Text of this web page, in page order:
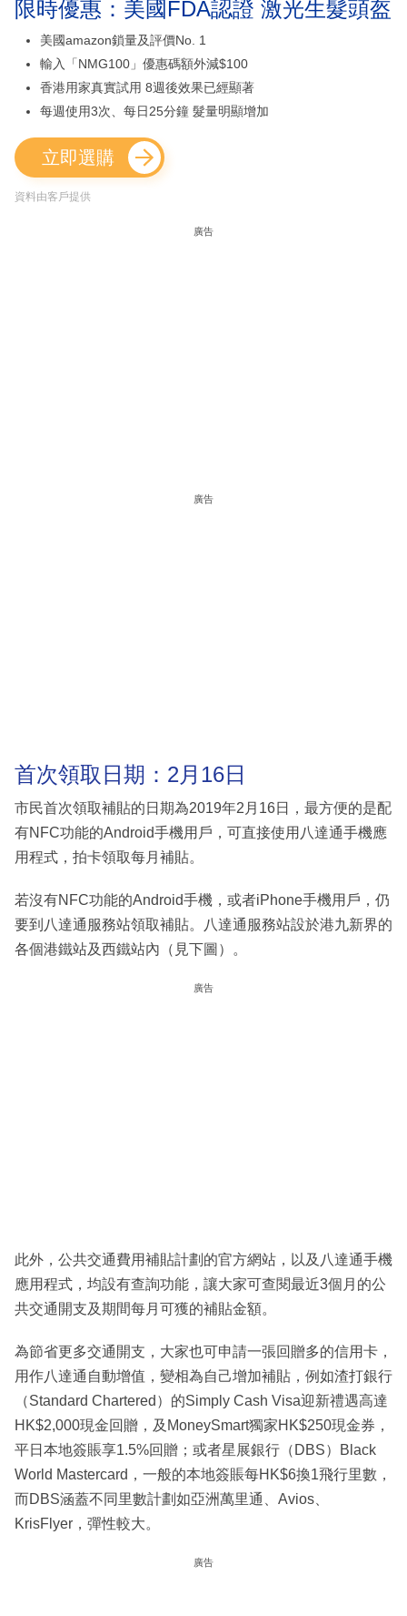
限時優惠：美國FDA認證 激光生髮頭盔
美國amazon鎖量及評價No. 1
輸入「NMG100」優惠碼額外減$100
香港用家真實試用 8週後效果已經顯著
每週使用3次、每日25分鐘 髮量明顯增加
立即選購
資料由客戶提供
廣告
廣告
首次領取日期：2月16日
市民首次領取補貼的日期為2019年2月16日，最方便的是配
有NFC功能的Android手機用戶，可直接使用八達通手機應
用程式，拍卡領取每月補貼。
若沒有NFC功能的Android手機，或者iPhone手機用戶，仍
要到八達通服務站領取補貼。八達通服務站設於港九新界的
各個港鐵站及西鐵站內（見下圖）。
廣告
此外，公共交通費用補貼計劃的官方網站，以及八達通手機
應用程式，均設有查詢功能，讓大家可查閱最近3個月的公
共交通開支及期間每月可獲的補貼金額。
為節省更多交通開支，大家也可申請一張回贈多的信用卡，
用作八達通自動增值，變相為自己增加補貼，例如渣打銀行
（Standard Chartered）的Simply Cash Visa迎新禮遇高達
HK$2,000現金回贈，及MoneySmart獨家HK$250現金券，
平日本地簽賬享1.5%回贈；或者星展銀行（DBS）Black
World Mastercard，一般的本地簽賬每HK$6換1飛行里數，
而DBS涵蓋不同里數計劃如亞洲萬里通、Avios、
KrisFlyer，彈性較大。
廣告